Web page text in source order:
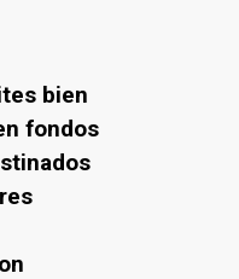
bien
fondos